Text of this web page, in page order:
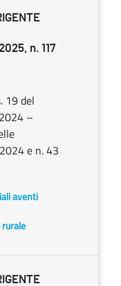
n. 117
19 del
–
e n. 43
aventi